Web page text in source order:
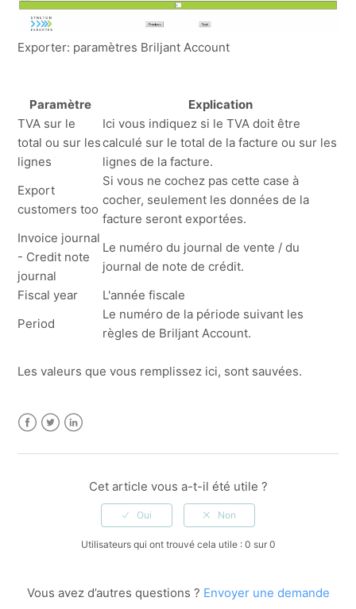
[v1.0.8.9] Export vers Vero-Count
Afficher plus
Exporter: paramètres Briljant Account
Paramètre
Explication
TVA sur le
total ou sur les
lignes
Ici vous indiquez si le TVA doit être
calculé sur le total de la facture ou sur les
lignes de la facture.
Export
customers too
Si vous ne cochez pas cette case à
cocher, seulement les données de la
facture seront exportées.
Invoice journal
- Credit note
journal
Le numéro du journal de vente / du
journal de note de crédit.
Fiscal year
L'année fiscale
Period
Le numéro de la période suivant les
règles de Briljant Account.
Les valeurs que vous remplissez ici, sont sauvées.
Cet article vous a-t-il été utile ?
Utilisateurs qui ont trouvé cela utile : 0 sur 0
Vous avez d’autres questions ? Envoyer une demande